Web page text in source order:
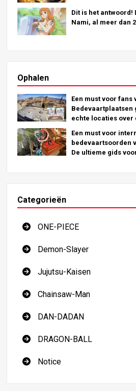
Dit is het antwoord!
Nami, al meer dan
Ophalen
Een must voor fans
Bedevaartplaatsen
echte locaties over
Een must voor
bedevaartsoorden
De ultieme gids
Categorieën
ONE-PIECE
Demon-Slayer
Jujutsu-Kaisen
Chainsaw-Man
DAN-DADAN
DRAGON-BALL
Notice